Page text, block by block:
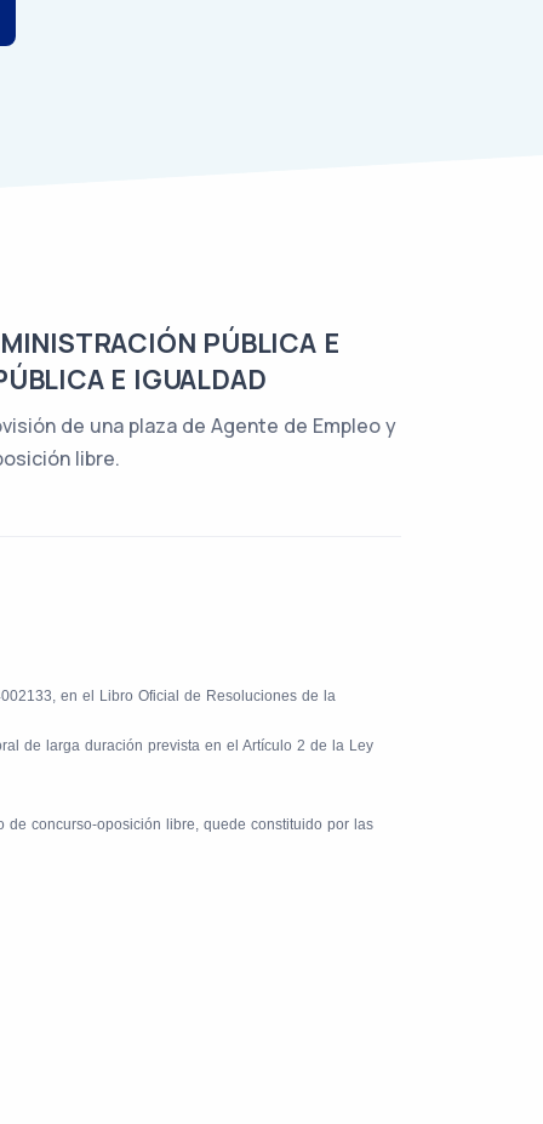
PÚBLICA E
E IGUALDAD
de una plaza de Agente de Empleo y
libre.
en el Libro Oficial de Resoluciones de la
de larga duración prevista en el Artículo 2 de la Ley
concurso-oposición libre, quede constituido por las